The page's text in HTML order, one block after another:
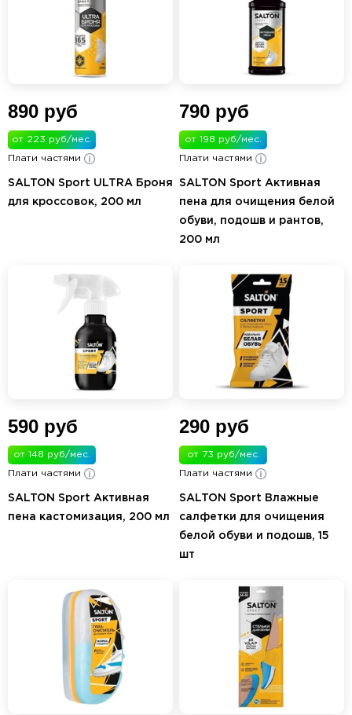
890 руб
от 223 руб/мес.
Плати частями
SALTON Sport ULTRA Броня
для кроссовок, 200 мл
790 руб
от 198 руб/мес.
Плати частями
SALTON Sport Активная
пена для очищения белой
обуви, подошв и рантов,
200 мл
590 руб
от 148 руб/мес.
Плати частями
SALTON Sport Активная
пена кастомизация, 200 мл
290 руб
от 73 руб/мес.
Плати частями
SALTON Sport Влажные
салфетки для очищения
белой обуви и подошв, 15
шт